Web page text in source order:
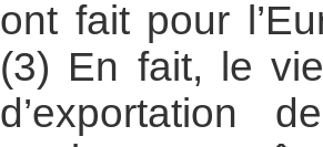
ont fait pour
(3) En fait, le
d’exportation